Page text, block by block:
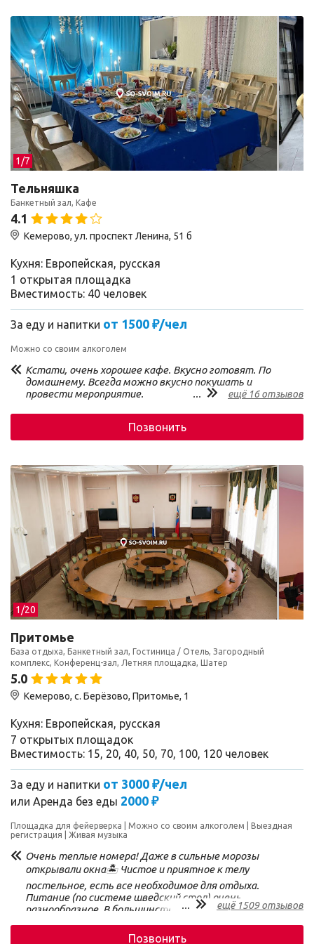
1/7
Тельняшка
Банкетный зал, Кафе
4.1
Кемерово, ул. проспект Ленина, 51 б
Кухня: Европейская, русская
1 открытая площадка
Вместимость: 40 человек
За еду и напитки от 1500 ₽/чел
Можно со своим алкоголем
Кстати, очень хорошее кафе. Вкусно готовят. По
домашнему. Всегда можно вкусно покушать и
провести мероприятие.
... ещё 16 отзывов
Позвонить
1/20
Притомье
База отдыха, Банкетный зал, Гостиница / Отель, Загородный
комплекс, Конференц-зал, Летняя площадка, Шатер
5.0
Кемерово, с. Берёзово, Притомье, 1
Кухня: Европейская, русская
7 открытых площадок
Вместимость: 15, 20, 40, 50, 70, 100, 120 человек
За еду и напитки от 3000 ₽/чел
или Аренда без еды 2000 ₽
Площадка для фейерверка Можно со своим алкоголем
Выездная
регистрация
Живая музыка
Очень теплые номера! Даже в сильные морозы
открывали окна🏝️ Чистое и приятное к телу
постельное, есть все необходимое для отдыха.
Питание (по системе шведский стол) очень
разнообразное. В большинстве случаев вкусно. И
насладиться шампанским. Одно из наших любимых
... ещё 1509 отзывов
Позвонить